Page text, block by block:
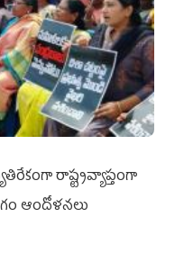
రాష్ట్రవ్యాప్తంగా
ఆందోళనలు